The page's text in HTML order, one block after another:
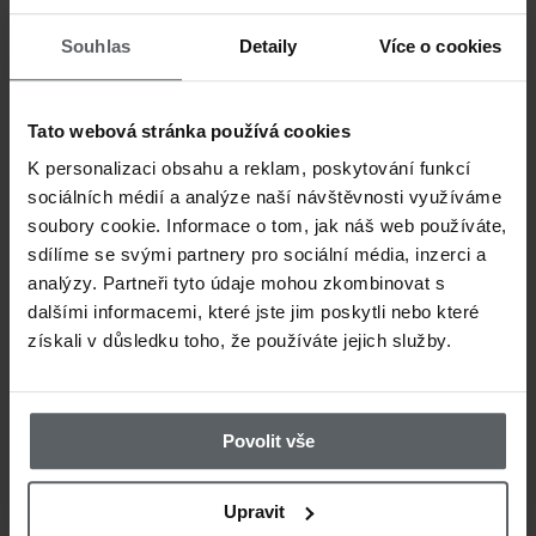
Souhlas Detaily Více o cookies
Tato webová stránka používá cookies
K personalizaci obsahu a reklam, poskytování funkcí
sociálních médií a analýze naší návštěvnosti využíváme
soubory cookie. Informace o tom, jak náš web používáte,
sdílíme se svými partnery pro sociální média, inzerci a
analýzy. Partneři tyto údaje mohou zkombinovat s
dalšími informacemi, které jste jim poskytli nebo které
získali v důsledku toho, že používáte jejich služby.
Povolit vše
Upravit
Muškařský prut Leichi
Nano jezerní
Štikový
okounka
749 CZK